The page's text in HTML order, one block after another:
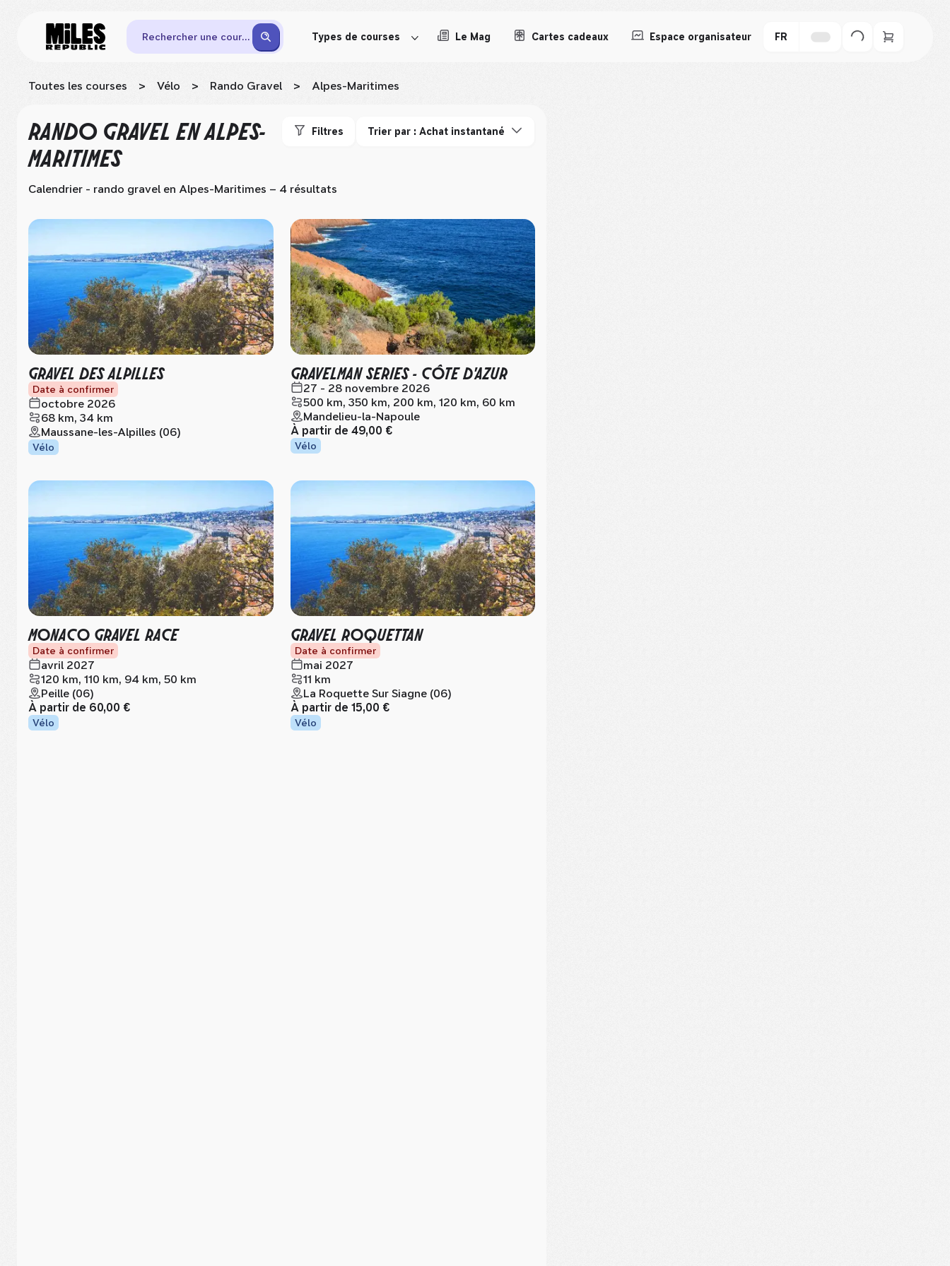
Rechercher une course Types de courses Le Mag Cartes cadeaux Espace organisateur FR
Toutes les courses > Vélo > Rando Gravel > Alpes-Maritimes
RANDO GRAVEL EN ALPES-
MARITIMES
Filtres Trier par : Achat instantané
Calendrier - rando gravel en Alpes-Maritimes – 4 résultats
GRAVEL DES ALPILLES
Date à confirmer
octobre 2026
68 km, 34 km
Maussane-les-Alpilles (06)
Vélo
GRAVELMAN SERIES - CÔTE D'AZUR
27 - 28 novembre 2026
500 km, 350 km, 200 km, 120 km, 60 km
Mandelieu-la-Napoule
À partir de 49,00 €
Vélo
MONACO GRAVEL RACE
Date à confirmer
avril 2027
120 km, 110 km, 94 km, 50 km
Peille (06)
À partir de 60,00 €
Vélo
GRAVEL ROQUETTAN
Date à confirmer
mai 2027
11 km
La Roquette Sur Siagne (06)
À partir de 15,00 €
Vélo